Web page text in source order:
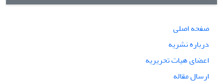
صفحه اصلی
درباره نشریه
اعضای هیات تحریریه
ارسال مقاله